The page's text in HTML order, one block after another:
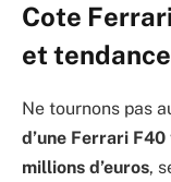
Cote
et
Ne tournons pas
d’une Ferrari F40
millions d’euros,